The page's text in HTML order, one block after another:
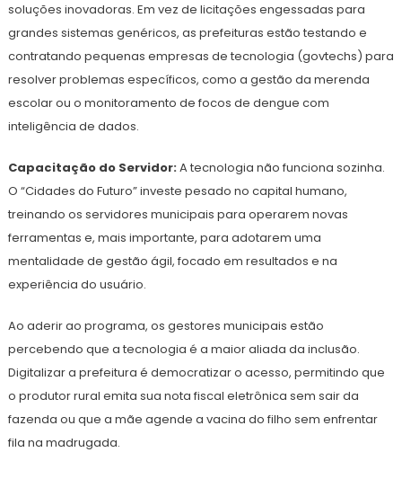
soluções inovadoras. Em vez de licitações engessadas para
grandes sistemas genéricos, as prefeituras estão testando e
contratando pequenas empresas de tecnologia (govtechs) para
resolver problemas específicos, como a gestão da merenda
escolar ou o monitoramento de focos de dengue com
inteligência de dados.
Capacitação do Servidor:A tecnologia não funciona sozinha.
O “Cidades do Futuro” investe pesado no capital humano,
treinando os servidores municipais para operarem novas
ferramentas e, mais importante, para adotarem uma
mentalidade de gestão ágil, focado em resultados e na
experiência do usuário.
Ao aderir ao programa, os gestores municipais estão
percebendo que a tecnologia é a maior aliada da inclusão.
Digitalizar a prefeitura é democratizar o acesso, permitindo que
o produtor rural emita sua nota fiscal eletrônica sem sair da
fazenda ou que a mãe agende a vacina do filho sem enfrentar
fila na madrugada.